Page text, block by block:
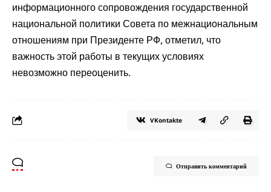
информационного сопровождения государственной
национальной политики Совета по межнациональным
отношениям при Президенте РФ, отметил, что
важность этой работы в текущих условиях
невозможно переоценить.
VKontakte
Отправить комментарий